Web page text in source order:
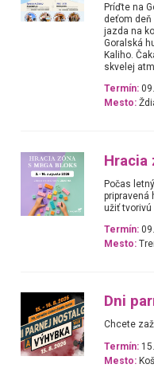
Príďte na
deťom deň
jazda na
Goralská
Kaliho.
skvelej
Termín:
Mesto:
Hracia
Počas
pripravená
užiť tvorivú
Termín:
Mesto:
Dni
Chcete
Termín:
Mesto: